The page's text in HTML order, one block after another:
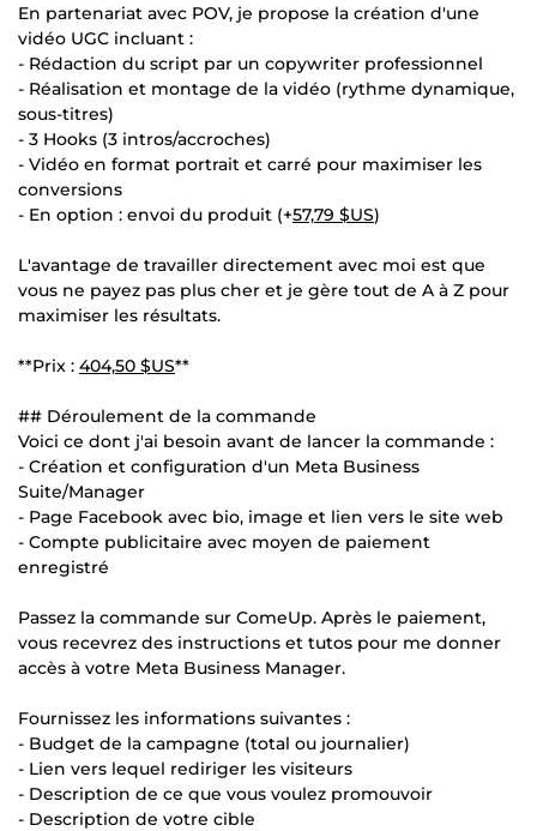
En partenariat avec POV, je propose la création d'une
vidéo UGC incluant :
- Rédaction du script par un copywriter professionnel
- Réalisation et montage de la vidéo (rythme dynamique,
sous-titres)
- 3 Hooks (3 intros/accroches)
- Vidéo en format portrait et carré pour maximiser les
conversions
- En option : envoi du produit (+57,79 $US)
L'avantage de travailler directement avec moi est que
vous ne payez pas plus cher et je gère tout de A à Z pour
maximiser les résultats.
**Prix : 404,50 $US**
## Déroulement de la commande
Voici ce dont j'ai besoin avant de lancer la commande :
- Création et configuration d'un Meta Business
Suite/Manager
- Page Facebook avec bio, image et lien vers le site web
- Compte publicitaire avec moyen de paiement
enregistré
Passez la commande sur ComeUp. Après le paiement,
vous recevrez des instructions et tutos pour me donner
accès à votre Meta Business Manager.
Fournissez les informations suivantes :
- Budget de la campagne (total ou journalier)
- Lien vers lequel rediriger les visiteurs
- Description de ce que vous voulez promouvoir
- Description de votre cible